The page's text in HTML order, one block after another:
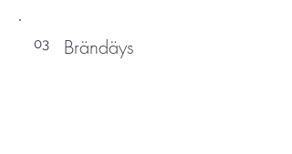
03 Brändäys